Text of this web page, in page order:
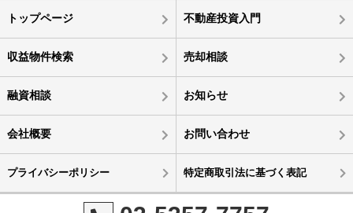
トップページ 不動産投資入門
収益物件検索 売却相談
融資相談 お知らせ
会社概要 お問い合わせ
プライバシーポリシー 特定商取引法に基づく表記